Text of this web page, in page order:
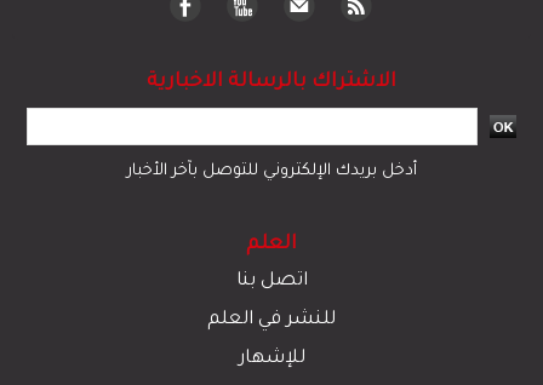
الاشتراك بالرسالة الاخبارية
أدخل بريدك الإلكتروني للتوصل بآخر الأخبار
العلم
اتصل بنا
للنشر في العلم
للإشهار